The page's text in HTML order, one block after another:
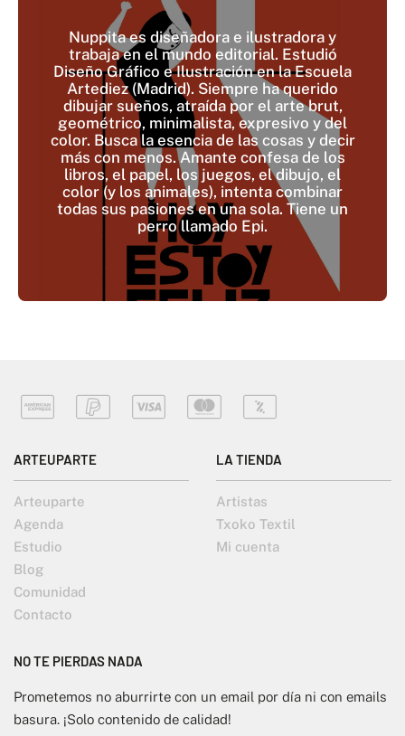
Nuppita es diseñadora e ilustradora y
trabaja en el mundo editorial. Estudió
Diseño Gráfico e Ilustración en la Escuela
Artediez (Madrid). Siempre ha querido
dibujar sueños, atraída por el arte brut,
geométrico, minimalista, expresivo y del
color. Busca la esencia de las cosas y decir
más con menos. Amante confesa de los
libros, el papel, los juegos, el dibujo, el
color (y los animales), intenta combinar
todas sus pasiones en una sola. Tiene un
perro llamado Epi.
ARTEUPARTE
Arteuparte
Agenda
Estudio
Blog
Comunidad
Contacto
LA TIENDA
Artistas
Txoko Textil
Mi cuenta
NO TE PIERDAS NADA
Prometemos no aburrirte con un email por día ni con emails
basura. ¡Solo contenido de calidad!